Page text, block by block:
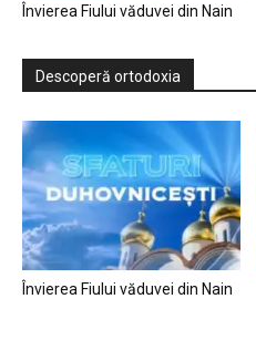
Învierea Fiului văduvei din Nain
Descoperă ortodoxia
Învierea Fiului văduvei din Nain